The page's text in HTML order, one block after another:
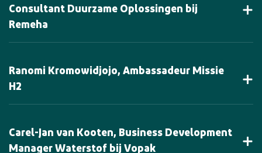
Consultant Duurzame Oplossingen bij
Remeha
Ranomi Kromowidjojo, Ambassadeur Missie
H2
Carel-Jan van Kooten, Business Development
Manager Waterstof bij Vopak